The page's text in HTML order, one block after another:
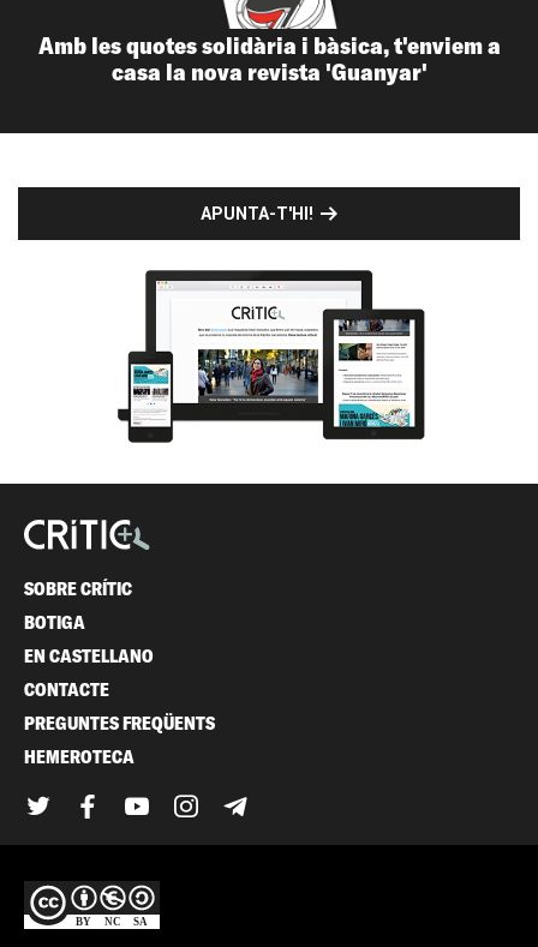
Amb les quotes solidària i bàsica, t'enviem a
casa la nova revista 'Guanyar'
APUNTA-T'HI!
SOBRE CRÍTIC
BOTIGA
EN CASTELLANO
CONTACTE
PREGUNTES FREQÜENTS
HEMEROTECA
TwitterFacebook
YouTubeInstagram